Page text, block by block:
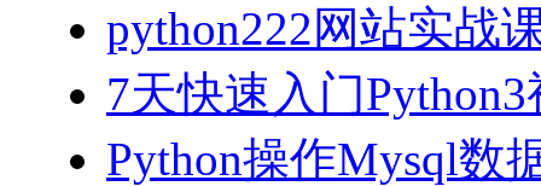
python222网站实战
7天快速入门
Python操作Mysql数